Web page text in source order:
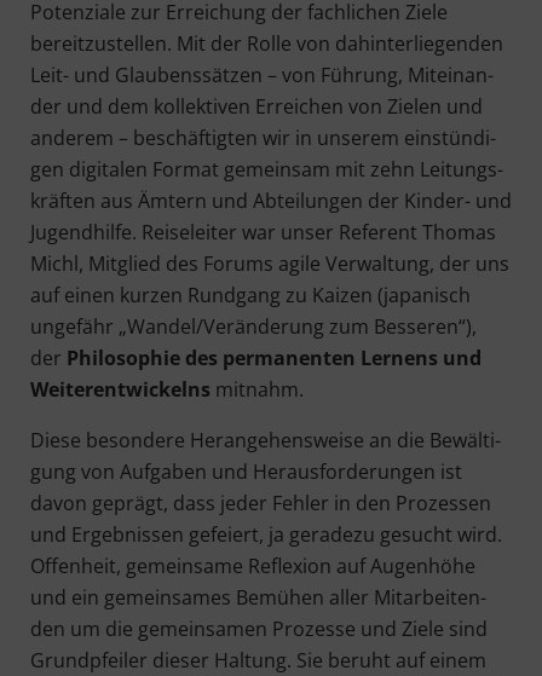
Poten­zia­le zur Errei­chung der fach­li­chen Zie­le
bereit­zu­stel­len. Mit der Rol­le von dahin­ter­lie­gen­den
Leit- und Glau­bens­sät­zen – von Füh­rung, Mit­ein­an­
der und dem kol­lek­ti­ven Errei­chen von Zie­len und
ande­rem – beschäf­tig­ten wir in unse­rem ein­stün­di­
gen digi­ta­len For­mat gemein­sam mit zehn Lei­tungs­
kräf­ten aus Ämtern und Abtei­lun­gen der Kin­der- und
Jugend­hil­fe. Rei­se­lei­ter war unser Refe­rent Tho­mas
Michl, Mit­glied des Forums agi­le Ver­wal­tung, der uns
auf einen kur­zen Rund­gang zu Kai­zen (japa­nisch
unge­fähr „Wandel/Veränderung zum Bes­se­ren“),
der Phi­lo­so­phie des per­ma­nen­ten Ler­nens und
Wei­ter­ent­wi­ckelns mitnahm.
Die­se beson­de­re Her­an­ge­hens­wei­se an die Bewäl­ti­
gung von Auf­ga­ben und Her­aus­for­de­run­gen ist
davon geprägt, dass jeder Feh­ler in den Pro­zes­sen
und Ergeb­nis­sen gefei­ert, ja gera­de­zu gesucht wird.
Offen­heit, gemein­sa­me Refle­xi­on auf Augen­hö­he
und ein gemein­sa­mes Bemü­hen aller Mit­ar­bei­ten­
den um die gemein­sa­men Pro­zes­se und Zie­le sind
Grund­pfei­ler die­ser Hal­tung. Sie beruht auf einem